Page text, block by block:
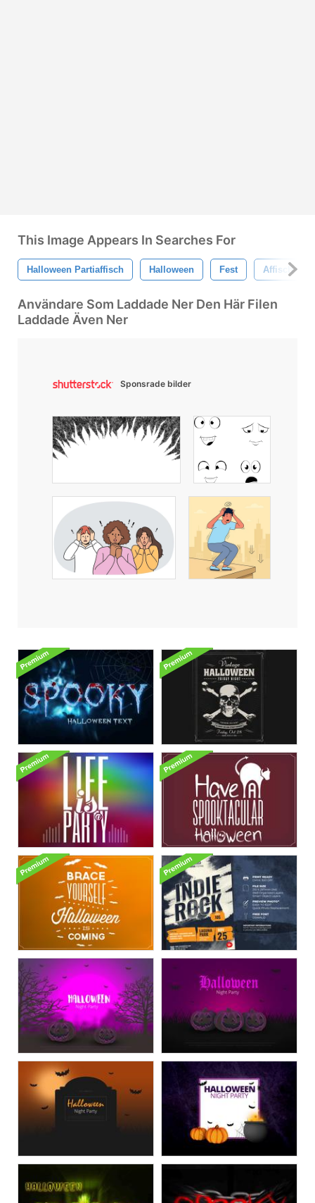
This Image Appears In Searches For
Halloween Partiaffisch Halloween Fest Affisch
Användare Som Laddade Ner Den Här Filen
Laddade Även Ner
Sponsrade bilder